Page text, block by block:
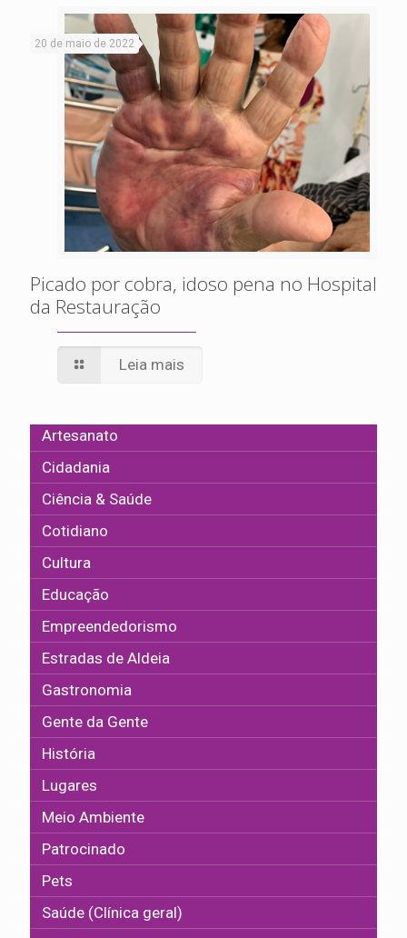
20 de maio de 2022
Picado por cobra, idoso pena no Hospital
da Restauração
Leia mais
Artesanato
Cidadania
Ciência & Saúde
Cotidiano
Cultura
Educação
Empreendedorismo
Estradas de Aldeia
Gastronomia
Gente da Gente
História
Lugares
Meio Ambiente
Patrocinado
Pets
Saúde (Clínica geral)